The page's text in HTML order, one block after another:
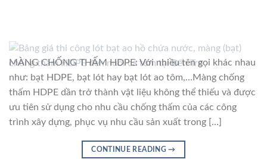
MÀNG CHỐNG THẤM HDPE: Với nhiều tên gọi khác nhau
như: bạt HDPE, bạt lót hay bạt lót ao tôm,…Màng chống
thấm HDPE dần trở thành vật liệu không thể thiếu và được
ưu tiên sử dụng cho nhu cầu chống thấm của các công
trình xây dựng, phục vụ nhu cầu sản xuất trong […]
CONTINUE READING→